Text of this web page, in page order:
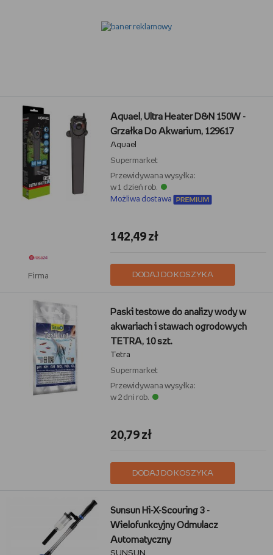
Firma
Aquael, Ultra Heater D&N 150W -
Grzałka Do Akwarium, 129617
Aquael
Supermarket
Przewidywana wysyłka:
w 1 dzień rob.
Możliwa dostawa
142,49 zł
DODAJ DO KOSZYKA
Paski testowe do analizy wody w
akwariach i stawach ogrodowych
TETRA, 10 szt.
Tetra
Supermarket
Przewidywana wysyłka:
w 2 dni rob.
20,79 zł
DODAJ DO KOSZYKA
Sunsun Hi-X-Scouring 3 -
Wielofunkcyjny Odmulacz
Automatyczny